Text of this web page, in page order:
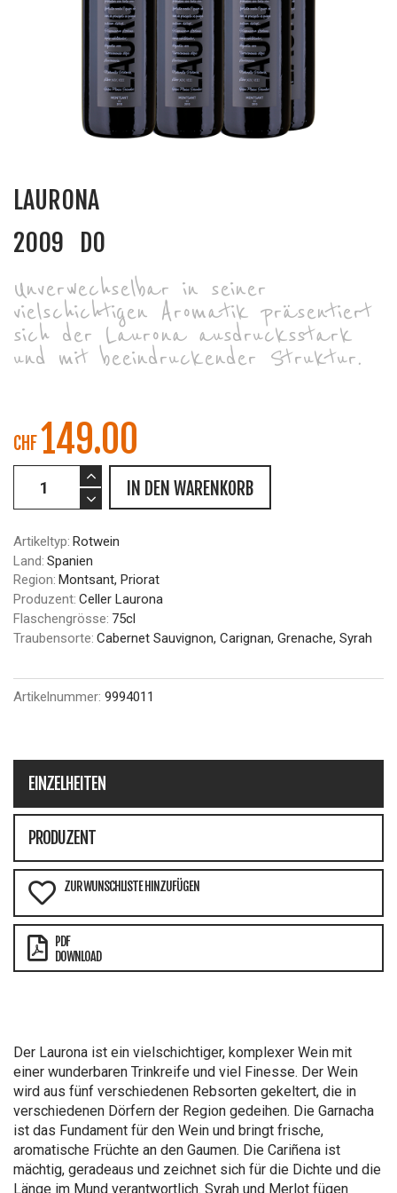
LAURONA
2009
DO
Unverwechselbar in seiner
vielschichtigen Aromatik präsentiert
sich der Laurona ausdrucksstark
und mit beeindruckender Struktur.
CHF149.00
IN DEN WARENKORB
Artikeltyp: Rotwein
Land: Spanien
Region: Montsant, Priorat
Produzent: Celler Laurona
Flaschengrösse: 75cl
Traubensorte: Cabernet Sauvignon, Carignan, Grenache, Syrah
Artikelnummer: 9994011
EINZELHEITEN
PRODUZENT
ZUR WUNSCHLISTE HINZUFÜGEN
PDF
DOWNLOAD
Der Laurona ist ein vielschichtiger, komplexer Wein mit
einer wunderbaren Trinkreife und viel Finesse. Der Wein
wird aus fünf verschiedenen Rebsorten gekeltert, die in
verschiedenen Dörfern der Region gedeihen. Die Garnacha
ist das Fundament für den Wein und bringt frische,
aromatische Früchte an den Gaumen. Die Cariñena ist
mächtig, geradeaus und zeichnet sich für die Dichte und die
Länge im Mund verantwortlich. Syrah und Merlot fügen